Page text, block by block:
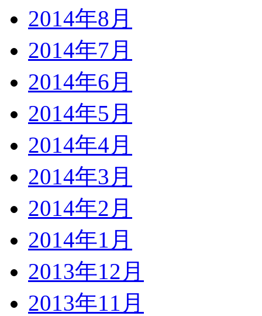
2014年8月
2014年7月
2014年6月
2014年5月
2014年4月
2014年3月
2014年2月
2014年1月
2013年12月
2013年11月